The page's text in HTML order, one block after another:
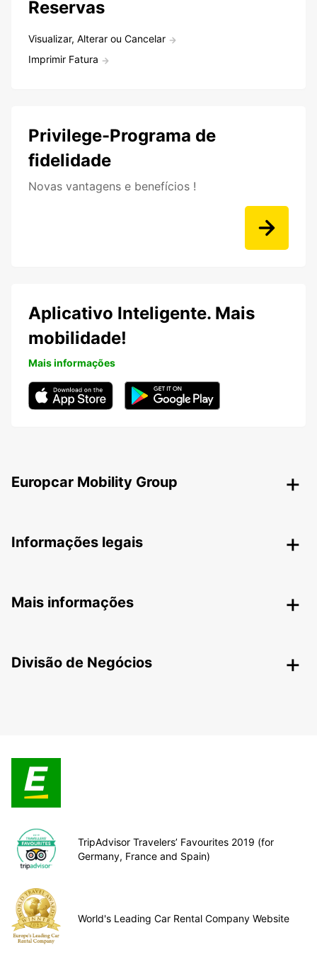
Reservas
Visualizar, Alterar ou Cancelar
Imprimir Fatura
Privilege-Programa de
fidelidade
Novas vantagens e benefícios !
Aplicativo Inteligente. Mais
mobilidade!
Mais informações
Europcar Mobility Group
Informações legais
Mais informações
Divisão de Negócios
TripAdvisor Travelers’ Favourites 2019 (for
Germany, France and Spain)
World's Leading Car Rental Company Website